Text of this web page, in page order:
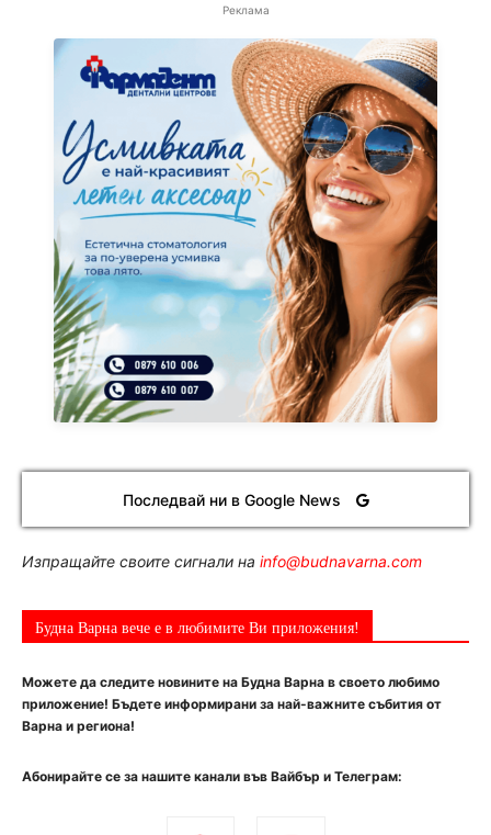
Реклама
Последвай ни в Google News
Изпращайте своите сигнали на info@budnavarna.com
Будна Варна вече е в любимите Ви приложения!
Можете да следите новините на Будна Варна в своето любимо
приложение! Бъдете информирани за най-важните събития от
Варна и региона!
Абонирайте се за нашите канали във Вайбър и Телеграм: